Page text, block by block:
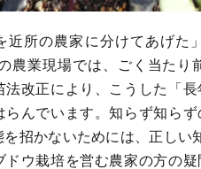
近所の農家に分けてあげ
農業現場では、ごく当た
法改正により、こうした「
らんでいます。知らず知ら
招かないためには、正しい
ドウ栽培を営む農家の方の